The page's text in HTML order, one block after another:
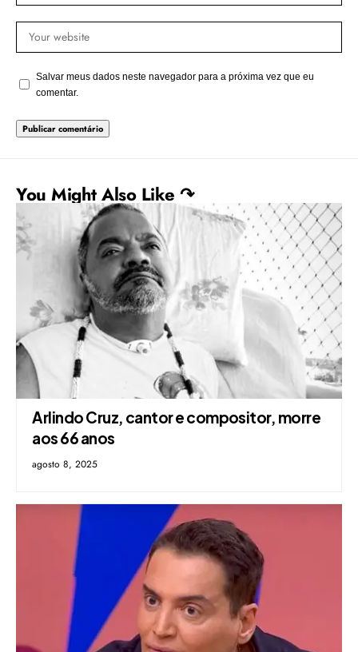
Salvar meus dados neste navegador para a próxima vez que eu
comentar.
You Might Also Like ↷
Arlindo Cruz, cantor e compositor, morre
aos 66 anos
agosto 8, 2025